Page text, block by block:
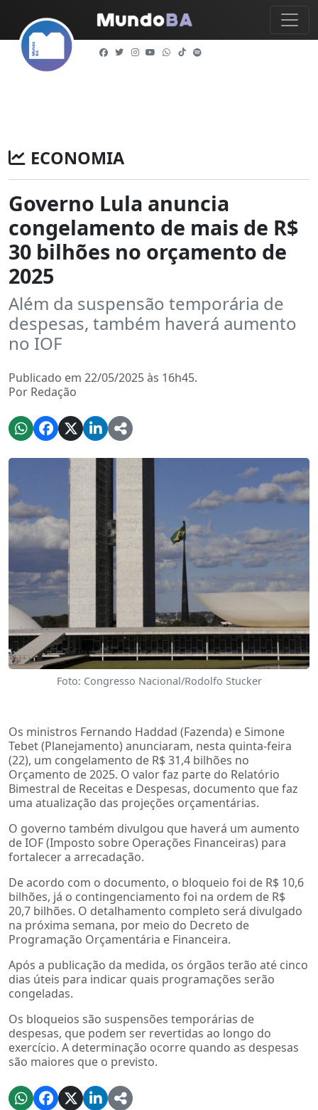
ECONOMIA
Governo Lula anuncia
congelamento de mais de R$
30 bilhões no orçamento de
2025
Além da suspensão temporária de
despesas, também haverá aumento
no IOF
Publicado em 22/05/2025 às 16h45.
Por Redação
Foto: Congresso Nacional/Rodolfo Stucker
Os ministros Fernando Haddad (Fazenda) e Simone
Tebet (Planejamento) anunciaram, nesta quinta-feira
(22), um congelamento de R$ 31,4 bilhões no
Orçamento de 2025. O valor faz parte do Relatório
Bimestral de Receitas e Despesas, documento que faz
uma atualização das projeções orçamentárias.
O governo também divulgou que haverá um aumento
de IOF (Imposto sobre Operações Financeiras) para
fortalecer a arrecadação.
De acordo com o documento, o bloqueio foi de R$ 10,6
bilhões, já o contingenciamento foi na ordem de R$
20,7 bilhões. O detalhamento completo será divulgado
na próxima semana, por meio do Decreto de
Programação Orçamentária e Financeira.
Após a publicação da medida, os órgãos terão até cinco
dias úteis para indicar quais programações serão
congeladas.
Os bloqueios são suspensões temporárias de
despesas, que podem ser revertidas ao longo do
exercício. A determinação ocorre quando as despesas
são maiores que o previsto.